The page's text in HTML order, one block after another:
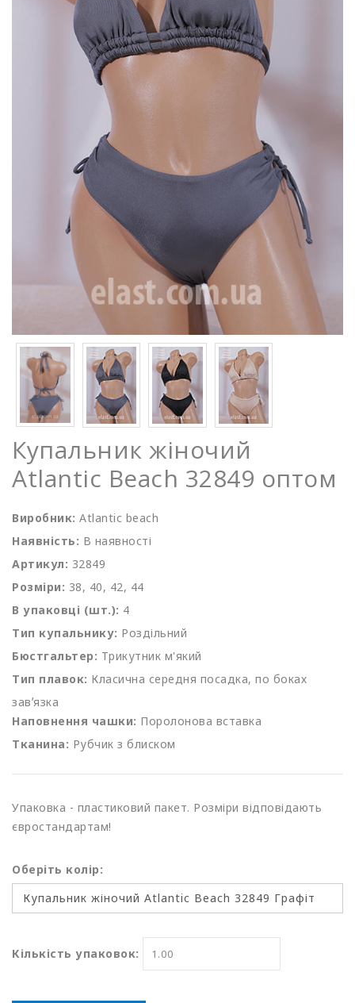
Купальник жіночий
Atlantic Beach 32849 оптом
Виробник: Atlantic beach
Наявність: В наявності
Артикул: 32849
Розміри: 38, 40, 42, 44
В упаковці (шт.): 4
Тип купальнику: Роздільний
Бюстгальтер: Трикутник м'який
Тип плавок: Класична середня посадка, по боках
завʼязка
Наповнення чашки: Поролонова вставка
Тканина: Рубчик з блиском
Упаковка - пластиковий пакет. Розміри відповідають
євростандартам!
Оберіть колір:
Кількість упаковок: